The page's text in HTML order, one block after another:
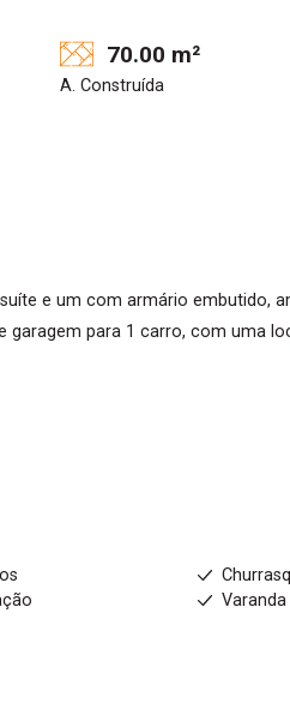
70.00 m²
A. Construída
e um com armário embutido,
garagem para 1 carro, com uma
Varanda